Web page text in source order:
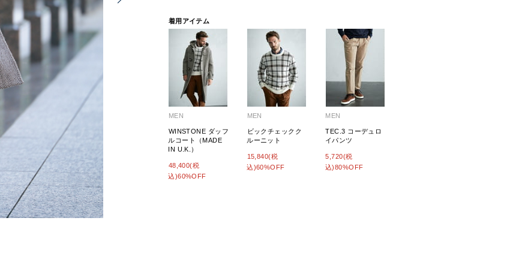
着用アイテム
MEN
WINSTONE ダッフ
ルコート（MADE
IN U.K.）
48,400(税
込)60%OFF
MEN
ビックチェックク
ルーニット
15,840(税
込)60%OFF
MEN
TEC.3 コーデュロ
イパンツ
5,720(税
込)80%OFF